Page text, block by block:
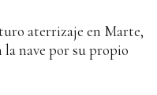
aterrizaje en Marte,
nave por su propio